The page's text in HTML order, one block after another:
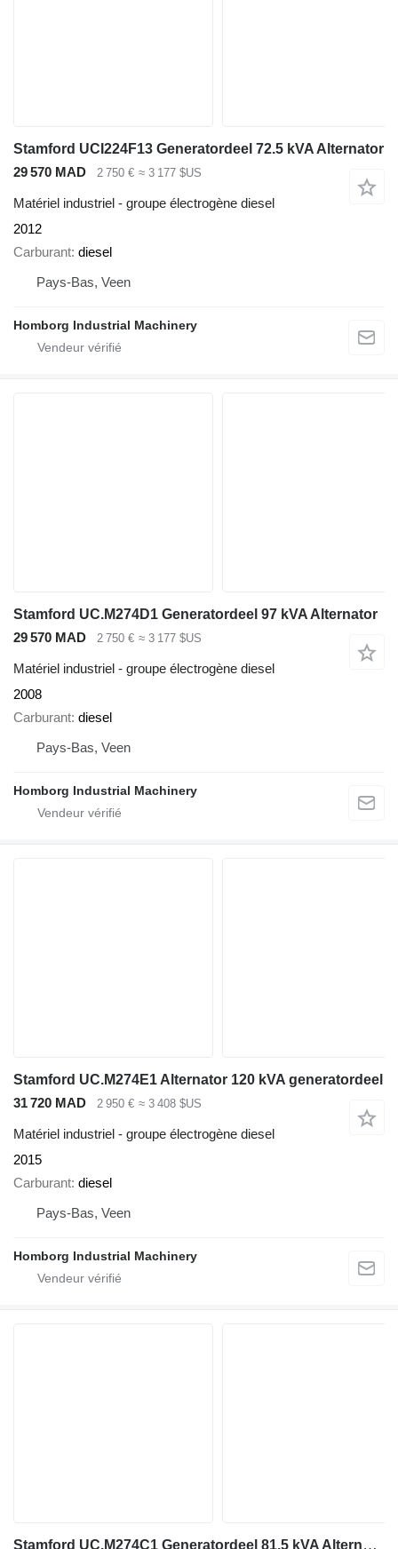
Stamford UCI224F13 Generatordeel 72.5 kVA Alternator
29 570 MAD
2 750 € ≈ 3 177 $US
Matériel industriel - groupe électrogène diesel
2012
Carburant diesel
Pays-Bas, Veen
Homborg Industrial Machinery
Stamford UC.M274D1 Generatordeel 97 kVA Alternator
29 570 MAD
2 750 € ≈ 3 177 $US
Matériel industriel - groupe électrogène diesel
2008
Carburant diesel
Pays-Bas, Veen
Homborg Industrial Machinery
Stamford UC.M274E1 Alternator 120 kVA generatordeel
31 720 MAD
2 950 € ≈ 3 408 $US
Matériel industriel - groupe électrogène diesel
2015
Carburant diesel
Pays-Bas, Veen
Homborg Industrial Machinery
Stamford UC.M274C1 Generatordeel 81.5 kVA Alternator